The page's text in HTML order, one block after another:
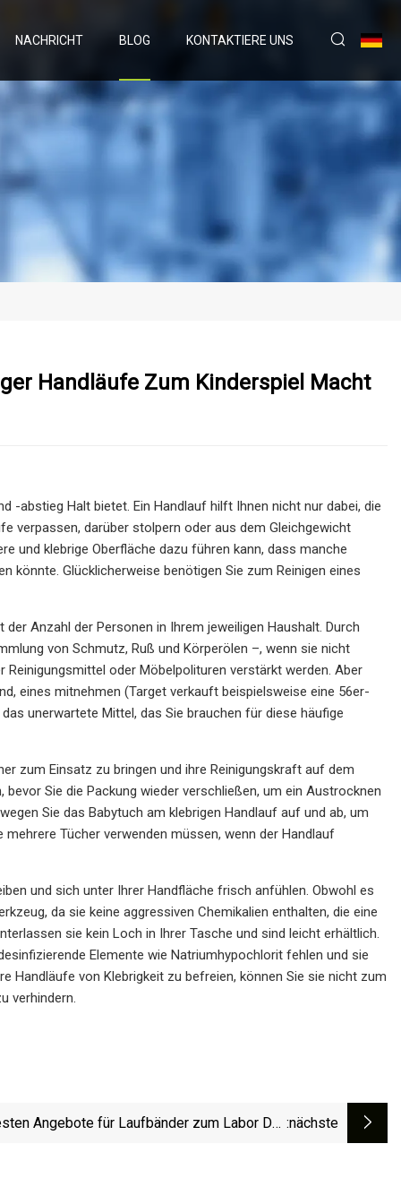
NACHRICHT BLOG KONTAKTIERE UNS
Handläufe Zum Kinderspiel Macht
-abstieg Halt bietet. Ein Handlauf hilft Ihnen nicht nur dabei, die
verpassen, darüber stolpern oder aus dem Gleichgewicht
und klebrige Oberfläche dazu führen kann, dass manche
könnte. Glücklicherweise benötigen Sie zum Reinigen eines
Anzahl der Personen in Ihrem jeweiligen Haushalt. Durch
von Schmutz, Ruß und Körperölen –, wenn sie nicht
oder Möbelpolituren verstärkt werden. Aber
eines mitnehmen (Target verkauft beispielsweise eine 56er-
unerwartete Mittel, das Sie brauchen für diese häufige
zum Einsatz zu bringen und ihre Reinigungskraft auf dem
Sie die Packung wieder verschließen, um ein Austrocknen
Sie das Babytuch am klebrigen Handlauf auf und ab, um
Tücher verwenden müssen, wenn der Handlauf
und sich unter Ihrer Handfläche frisch anfühlen. Obwohl es
da sie keine aggressiven Chemikalien enthalten, die eine
sie kein Loch in Ihrer Tasche und sind leicht erhältlich.
Elemente wie Natriumhypochlorit fehlen und sie
Handläufe von Klebrigkeit zu befreien, können Sie sie nicht zum
verhindern.
Angebote für Laufbänder zum Labor Day :nächste